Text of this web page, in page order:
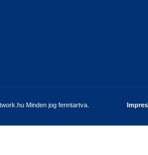
Minden jog fenntartva.